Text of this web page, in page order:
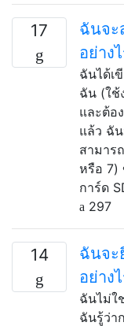
17
ฉันจะ
อย่าง
ฉันได้เ
ฉัน (ใช้
และต้อ
แล้ว ฉั
สามาร
หรือ 7)
การ์ด
297
14
ฉันจะ
อย่าง
ฉันไม่ใ
ฉันรู้ว่า